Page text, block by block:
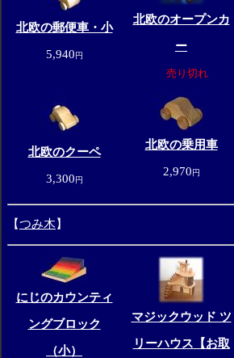
北欧の郵便車・小
5,940円
北欧のオープンカ
ー
売り切れ
北欧のクーペ
3,300円
北欧の乗用車
2,970円
【つみ木】
にじのカウンティ
ングブロック
（小）
マジックウッド ツ
リーハウス【お取